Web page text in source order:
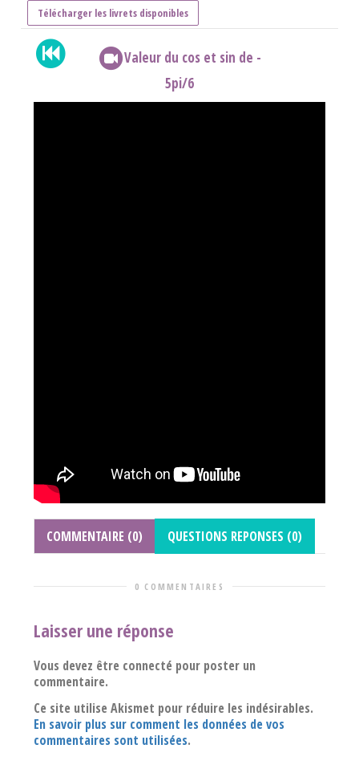
Télécharger les livrets disponibles
Valeur du cos et sin de -
5pi/6
COMMENTAIRE (0) QUESTIONS REPONSES (0)
0 COMMENTAIRES
Laisser une réponse
Vous devez être connecté pour poster un
commentaire.
Ce site utilise Akismet pour réduire les indésirables.
En savoir plus sur comment les données de vos
commentaires sont utilisées.